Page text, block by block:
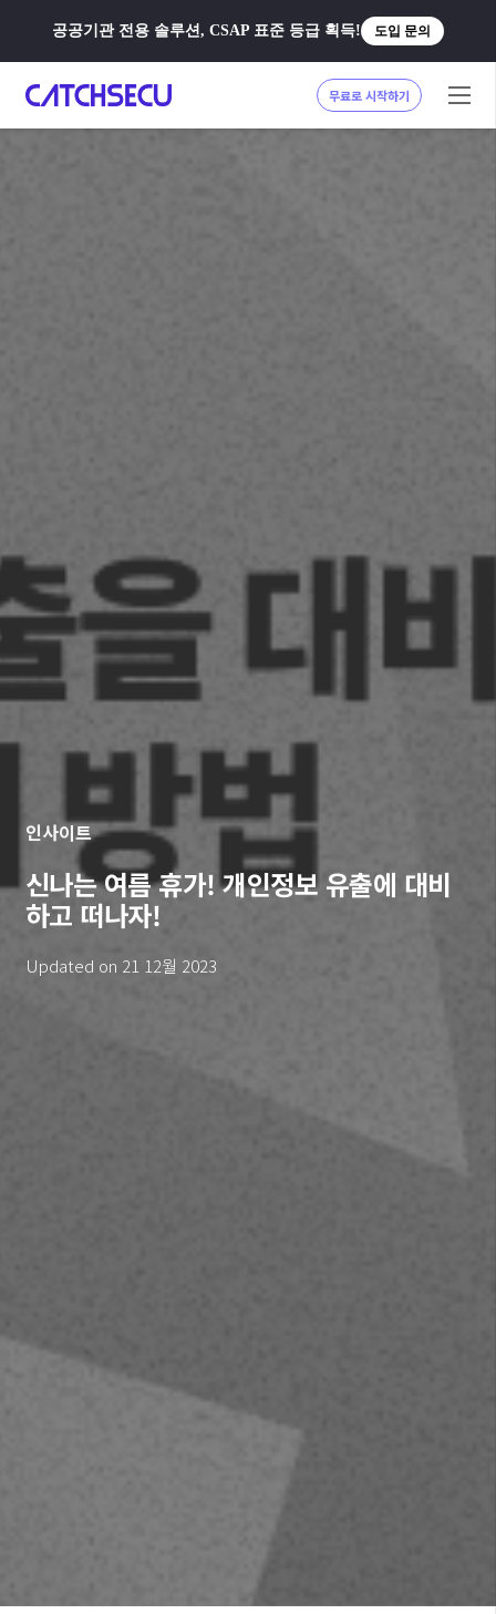
공공기관 전용 솔루션, CSAP 표준 등급 획득! 도입 문의
무료로 시작하기
인사이트
신나는 여름 휴가! 개인정보 유출에 대비
하고 떠나자!
Updated on 21 12월 2023